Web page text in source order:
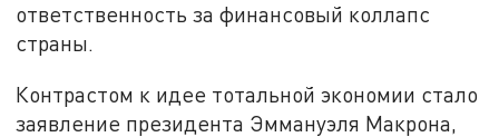
ответственность за финансовый коллапс
страны.
Контрастом к идее тотальной экономии стало
заявление президента Эммануэля Макрона,